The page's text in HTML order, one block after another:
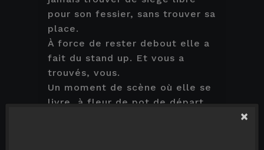
pour son fessier, sans trouver sa
place.
À force de rester debout elle a
fait du stand up. Et vous a
trouvés, vous.
Un moment de scène où elle se
livre, à fleur de pot de départ.
×